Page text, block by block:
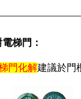
梯門：
門化解建議於門